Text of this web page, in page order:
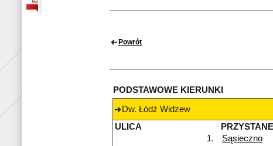
Powrót
PODSTAWOWE KIERUNKI
Dw. Łódź Widzew
ULICA
1.
Sąsieczno